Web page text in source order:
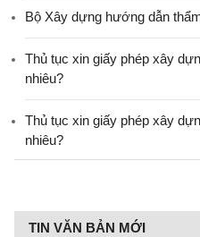
Bộ Xây dựng hướng dẫn
Thủ tục xin giấy phép xây
nhiêu?
Thủ tục xin giấy phép xây
nhiêu?
TIN VĂN BẢN MỚI